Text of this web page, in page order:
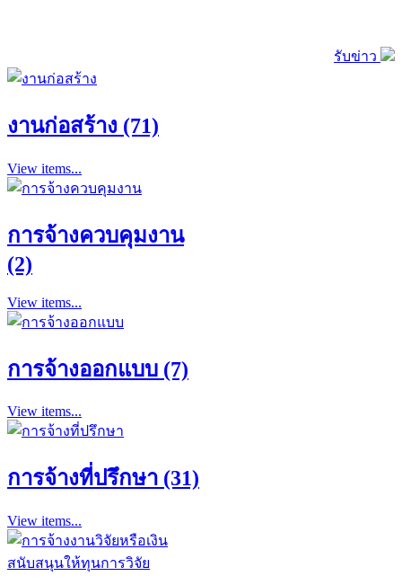
รับข่าว
งานก่อสร้าง (71)
View items...
การจ้างควบคุมงาน
(2)
View items...
การจ้างออกแบบ (7)
View items...
การจ้างที่ปรึกษา (31)
View items...